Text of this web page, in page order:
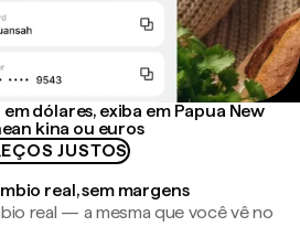
dólares, exiba em Papua New
kina ou euros
JUSTOS
real, sem margens
real — a mesma que você vê no